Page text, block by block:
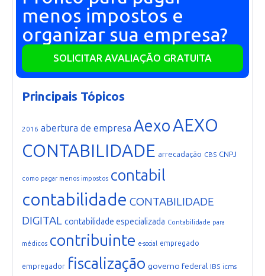
menos impostos e
organizar sua empresa?
SOLICITAR AVALIAÇÃO GRATUITA
Principais Tópicos
2016 abertura de empresa AexoAEXO
CONTABILIDADE arrecadação CBS CNPJ
como pagar menos impostos contabil
contabilidade CONTABILIDADE
DIGITAL contabilidade especializada Contabilidade para
médicos contribuinte e-social empregado
empregador fiscalização governo federal IBS icms